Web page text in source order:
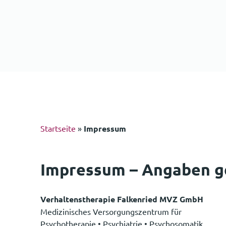
Startseite » Impressum
Impressum – Angaben
Verhaltenstherapie Falkenried MVZ GmbH
Medizinisches Versorgungszentrum für
Psychotherapie • Psychiatrie • Psychosomatik